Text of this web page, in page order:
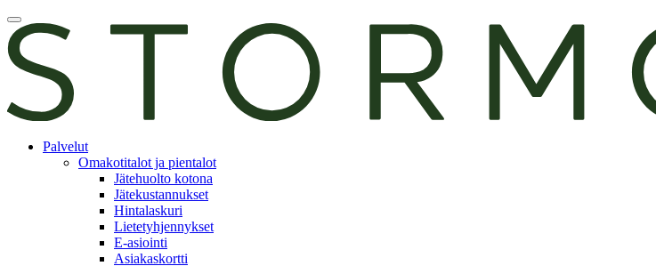
Skip
to
content
Avaa
päävalikko
asiointiPalvelut
Omakotitalot ja pientalot
Jätehuolto kotona
Jätekustannukset
Hintalaskuri
Lietetyhjennykset
E-asiointi
Asiakaskortti